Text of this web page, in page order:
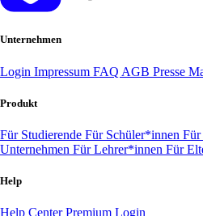
Unternehmen
Login Impressum FAQ AGB Presse
Produkt
Für Studierende Für Schüler*innen Für
Unternehmen Für Lehrer*innen Für
Help
Help CenterPremium Login